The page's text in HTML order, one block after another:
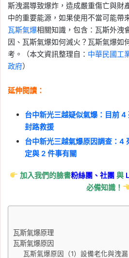
斯洩漏導致爆炸，造成嚴重傷亡與財
中的重要能源，如果使用不當可能帶
瓦斯氣爆相關知識，包含：瓦斯外洩
因、瓦斯氣爆如何滅火？瓦斯氣爆如
考。（本文資訊整理自： 中華民國工
政府）
延伸閱讀：
台中新光三越疑似氣爆：目前
封路救援
台中新光三越氣爆原因調查：4
定與 2 件事有關
加入我們的臉書粉絲團、社團與
必備知識！
瓦斯氣爆原理
瓦斯氣爆原因
瓦斯氣爆原因（1）設備老化與洩漏